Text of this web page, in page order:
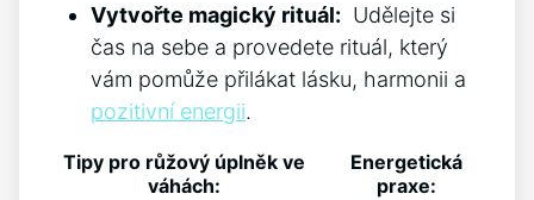
Vytvořte magický rituál: ​ Udělejte⁤ si
čas na sebe a provedete rituál, ⁣který
vám‍ pomůže přilákat lásku, harmonii a
pozitivní⁣ energii.
Tipy​ pro růžový úplněk ve
váhách:
Energetická
praxe: